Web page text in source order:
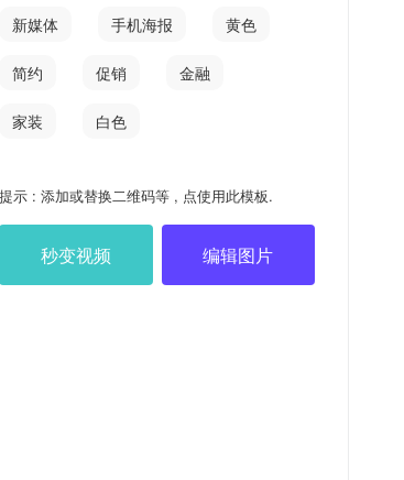
新媒体 手机海报 黄色
简约 促销 金融
家装 白色
提示 : 添加或替换二维码等 , 点使用此模板.
秒变视频 编辑图片